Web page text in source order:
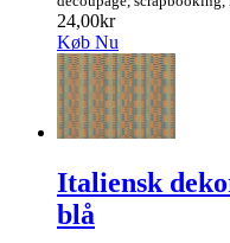
24,00kr
Køb Nu
Italiensk
blå